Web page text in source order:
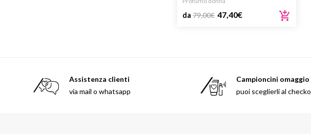
da 79,00€ 47,40€
Assistenza clienti
via mail o whatsapp
Campioncini omaggio
puoi sceglierli al